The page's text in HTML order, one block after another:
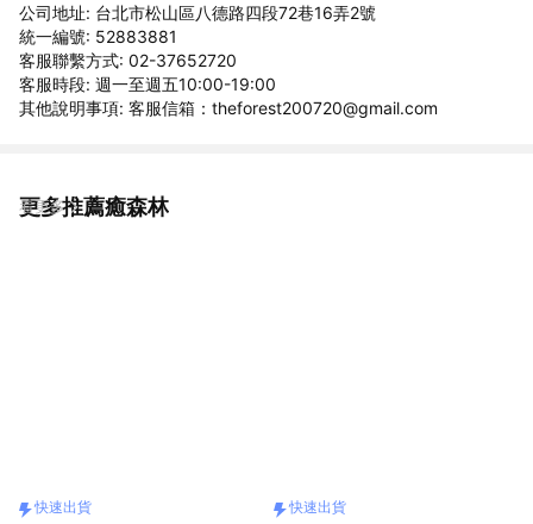
公司地址: 台北市松山區八德路四段72巷16弄2號
統一編號: 52883881
客服聯繫方式: 02-37652720
客服時段: 週一至週五10:00-19:00
其他說明事項: 客服信箱：theforest200720@gmail.com
更多推薦癒森林
看更多
快速出貨 快速出貨